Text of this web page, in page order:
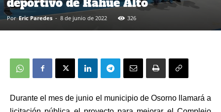
deportivo de Rahue Alto
Por Eric Paredes - 8 de junio de 2022 326
Durante el mes de junio el municipio de Osorno llamará a